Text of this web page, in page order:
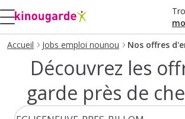
Accueil Jobs emploi nounou Nos offres
Découvrez les
garde près de